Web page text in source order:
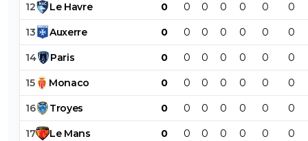
12 Le Havre 0 0 0 0 0 0 0
13 Auxerre 0 0 0 0 0 0 0
14 Paris 0 0 0 0 0 0 0
15 Monaco 0 0 0 0 0 0 0
16 Troyes 0 0 0 0 0 0 0
17 Le Mans 0 0 0 0 0 0 0